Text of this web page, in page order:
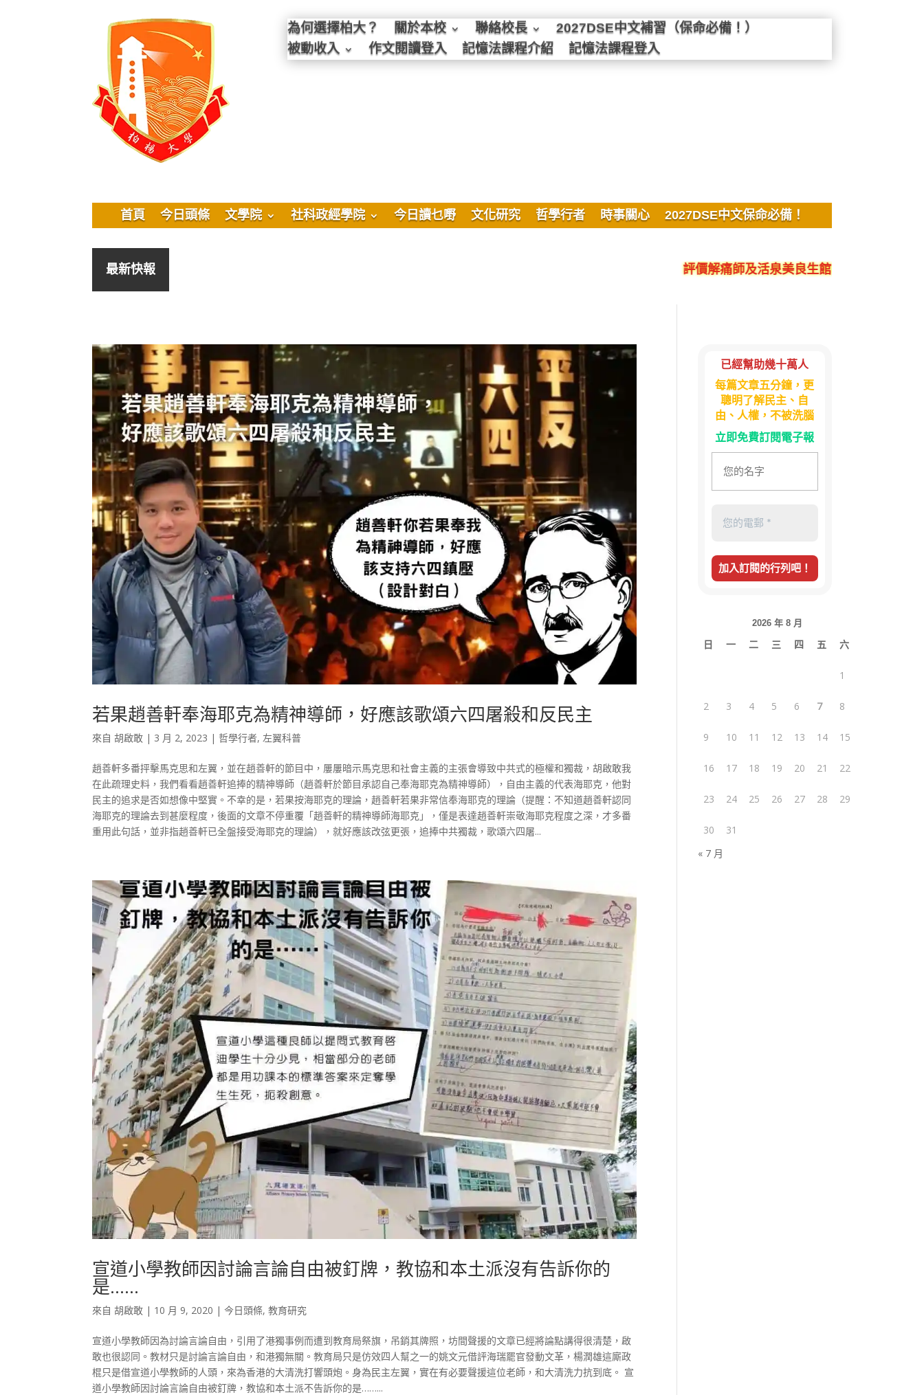
為何選擇柏大？ 關於本校 聯絡校長
2027DSE中文補習（保命必備！）
被動收入
作文閱讀登入 記憶法課程介紹 記憶法課程登入
首頁 今日頭條 文學院 社科政經學院 今日讀乜嘢 文化研究 哲學行者 時事關心 2027DSE中文保命必備！
最新快報 評價解痛師及活泉美良生館的不良銷售、呃人、騙局
若果趙善軒奉海耶克為精神導師，好應該歌頌六四屠殺和反民主
來自胡啟敢 | 3 月 2, 2023 |哲學行者,左翼科普
趙善軒多番抨擊馬克思和左翼，並在趙善軒的節目中，屢屢暗示馬克思和社會主義的主張會導致中共式的極權和獨裁，胡啟敢我
在此疏理史料，我們看看趙善軒追捧的精神導師（趙善軒於節目承認自己奉海耶克為精神導師），自由主義的代表海耶克，他對
民主的追求是否如想像中堅實。不幸的是，若果按海耶克的理論，趙善軒若果非常信奉海耶克的理論（提醒：不知道趙善軒認同
海耶克的理論去到甚麼程度，後面的文章不停重覆「趙善軒的精神導師海耶克」，僅是表達趙善軒崇敬海耶克程度之深，才多番
重用此句話，並非指趙善軒已全盤接受海耶克的理論），就好應該改弦更張，追捧中共獨裁，歌頌六四屠...
宣道小學教師因討論言論自由被釘牌，教協和本土派沒有告訴你的
是……
來自胡啟敢 | 10 月 9, 2020 |今日頭條,教育研究
宣道小學教師因為討論言論自由，引用了港獨事例而遭到教育局祭旗，吊銷其牌照，坊間聲援的文章已經將論點講得很清楚，啟
敢也很認同。教材只是討論言論自由，和港獨無關。教育局只是仿效四人幫之一的姚文元借評海瑞罷官發動文革，楊潤雄這廝政
棍只是借宣道小學教師的人頭，來為香港的大清洗打響頭炮。身為民主左翼，實在有必要聲援這位老師，和大清洗力抗到底。 宣
道小學教師因討論言論自由被釘牌，教協和本土派不告訴你的是……...
已經幫助幾十萬人
每篇文章五分鐘，更
聰明了解民主、自
由、人權，不被洗腦
立即免費訂閱電子報
2026 年 8 月
日 一 二 三 四 五 六
1
2 3 4 5 6 7 8
9 10 11 12 13 14 15
16 17 18 19 20 21 22
23 24 25 26 27 28 29
30
31
« 7 月